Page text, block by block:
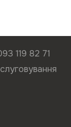
119 82 71